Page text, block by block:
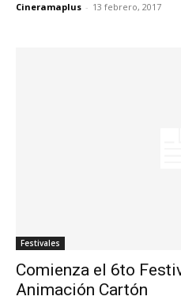
Cineramaplus - 13 febrero, 2017
Festivales
Comienza el 6to
Animación Cartón